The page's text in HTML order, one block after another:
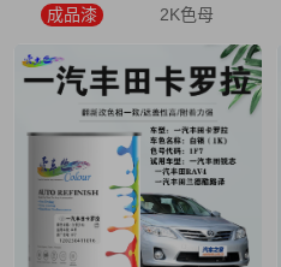
成品漆 2K色母